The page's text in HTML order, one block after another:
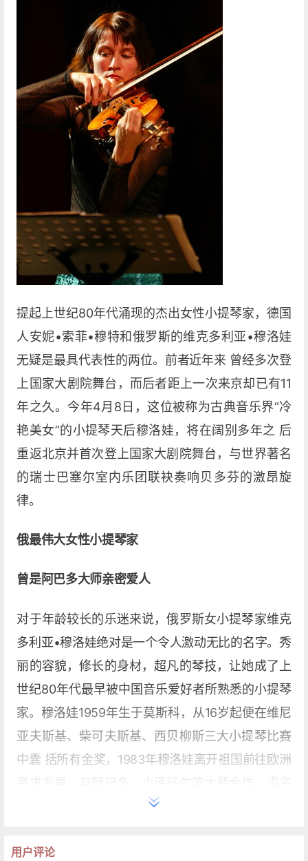
提起上世纪80年代涌现的杰出女性小提琴家，德国
人安妮•索菲•穆特和俄罗斯的维克多利亚•穆洛娃
无疑是最具代表性的两位。前者近年来 曾经多次登
上国家大剧院舞台，而后者距上一次来京却已有11
年之久。今年4月8日，这位被称为古典音乐界“冷
艳美女”的小提琴天后穆洛娃，将在阔别多年之 后
重返北京并首次登上国家大剧院舞台，与世界著名
的瑞士巴塞尔室内乐团联袂奏响贝多芬的激昂旋
律。
俄最伟大女性小提琴家
曾是阿巴多大师亲密爱人
对于年龄较长的乐迷来说，俄罗斯女小提琴家维克
多利亚•穆洛娃绝对是一个令人激动无比的名字。秀
丽的容貌，修长的身材，超凡的琴技，让她成了上
世纪80年代最早被中国音乐爱好者所熟悉的小提琴
家。穆洛娃1959年生于莫斯科，从16岁起便在维尼
亚夫斯基、柴可夫斯基、西贝柳斯三大小提琴比赛
中囊 括所有金奖，1983年穆洛娃离开祖国前往欧洲
迅速飙升。而她与飞利浦唱片公司签约录制的大量
用户评论